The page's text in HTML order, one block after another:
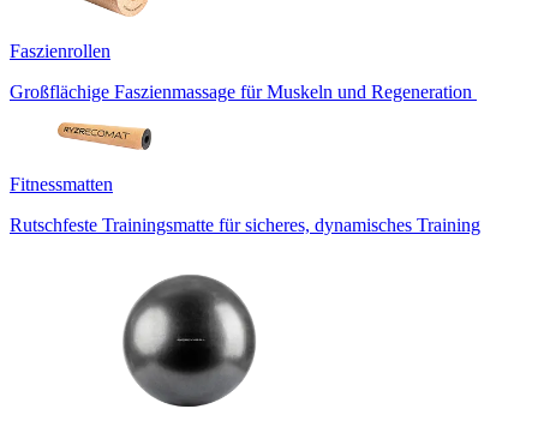
Faszienrollen
Großflächige Faszienmassage für Muskeln und Regeneration
Fitnessmatten
Rutschfeste Trainingsmatte für sicheres, dynamisches Training